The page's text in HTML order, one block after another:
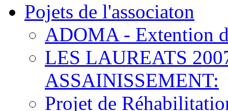
Pojets de l'associaton
ADOMA - Extention
LES LAUREATS
ASSAINISSEMENT:
Projet de